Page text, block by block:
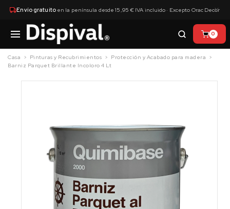
Envío gratuitoen la península desde 15,95 € IVA incluido · Excepto Orac Decor
×
0
Casa Pinturas y Recubrimientos
Protección y Acabado para madera
Barniz Parquet Brillante Incoloro 4 Lt